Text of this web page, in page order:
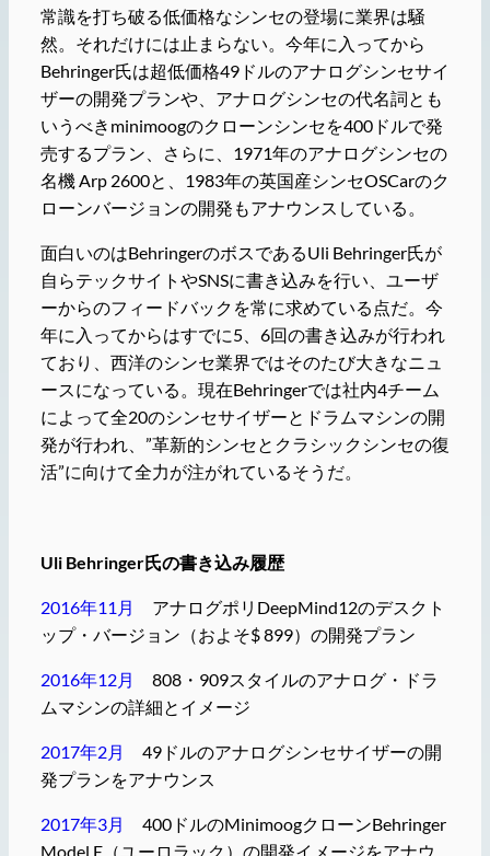
常識を打ち破る低価格なシンセの登場に業界は騒
然。それだけには止まらない。今年に入ってから
Behringer氏は超低価格49ドルのアナログシンセサイ
ザーの開発プランや、アナログシンセの代名詞とも
いうべきminimoogのクローンシンセを400ドルで発
売するプラン、さらに、1971年のアナログシンセの
名機 Arp 2600と、1983年の英国産シンセOSCarのク
ローンバージョンの開発もアナウンスしている。
面白いのはBehringerのボスであるUli Behringer氏が
自らテックサイトやSNSに書き込みを行い、ユーザ
ーからのフィードバックを常に求めている点だ。今
年に入ってからはすでに5、6回の書き込みが行われ
ており、西洋のシンセ業界ではそのたび大きなニュ
ースになっている。現在Behringerでは社内4チーム
によって全20のシンセサイザーとドラムマシンの開
発が行われ、”革新的シンセとクラシックシンセの復
活”に向けて全力が注がれているそうだ。
Uli Behringer氏の書き込み履歴
2016年11月
アナログポリDeepMind12のデスクト
ップ・バージョン（およそ$ 899）の開発プラン
2016年12月
808・909スタイルのアナログ・ドラ
ムマシンの詳細とイメージ
2017年2月
49ドルのアナログシンセサイザーの開
発プランをアナウンス
2017年3月
400ドルのMinimoogクローンBehringer
Model E（ユーロラック）の開発イメージをアナウ